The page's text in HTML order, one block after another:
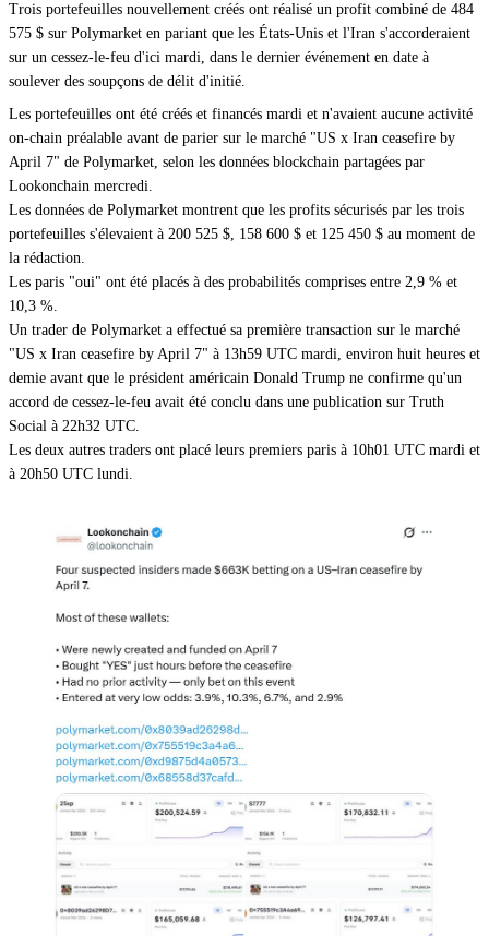
Trois portefeuilles nouvellement créés ont réalisé un profit combiné de 484
575 $ sur Polymarket en pariant que les États-Unis et l'Iran s'accorderaient
sur un cessez-le-feu d'ici mardi, dans le dernier événement en date à
soulever des soupçons de délit d'initié.
Les portefeuilles ont été créés et financés mardi et n'avaient aucune activité
on-chain préalable avant de parier sur le marché "US x Iran ceasefire by
April 7" de Polymarket, selon les données blockchain partagées par
Lookonchain mercredi.
Les données de Polymarket montrent que les profits sécurisés par les trois
portefeuilles s'élevaient à 200 525 $, 158 600 $ et 125 450 $ au moment de
la rédaction.
Les paris "oui" ont été placés à des probabilités comprises entre 2,9 % et
10,3 %.
Un trader de Polymarket a effectué sa première transaction sur le marché
"US x Iran ceasefire by April 7" à 13h59 UTC mardi, environ huit heures et
demie avant que le président américain Donald Trump ne confirme qu'un
accord de cessez-le-feu avait été conclu dans une publication sur Truth
Social à 22h32 UTC.
Les deux autres traders ont placé leurs premiers paris à 10h01 UTC mardi et
à 20h50 UTC lundi.